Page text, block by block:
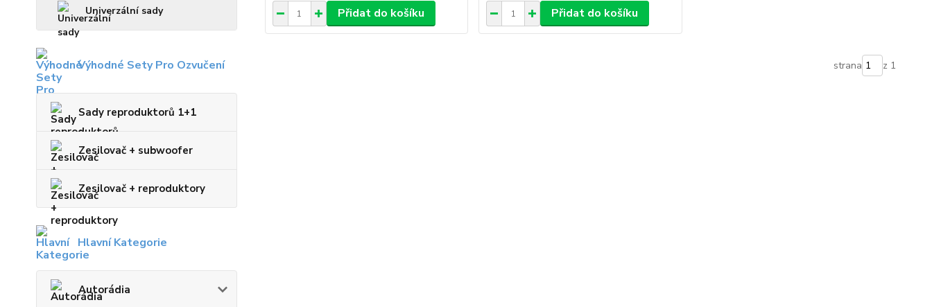
Univerzální sady
Výhodné Sety Pro Ozvučení
Sady reproduktorů 1+1
Zesilovač + subwoofer
Zesilovač + reproduktory
Hlavní Kategorie
Autorádia
Přidat do košíku Přidat do košíku
strana z 1